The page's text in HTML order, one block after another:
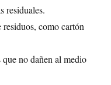
residuales.
residuos, como cartón
no dañen al medio